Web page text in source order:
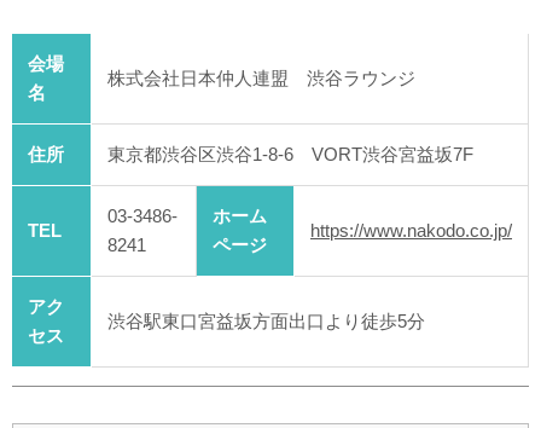
会場
名
株式会社日本仲人連盟 渋谷ラウンジ
住所 東京都渋谷区渋谷1-8-6 VORT渋谷宮益坂7F
TEL
03-3486-
8241
ホーム
ページ
https://www.nakodo.co.jp/
アク
セス
渋谷駅東口宮益坂方面出口より徒歩5分